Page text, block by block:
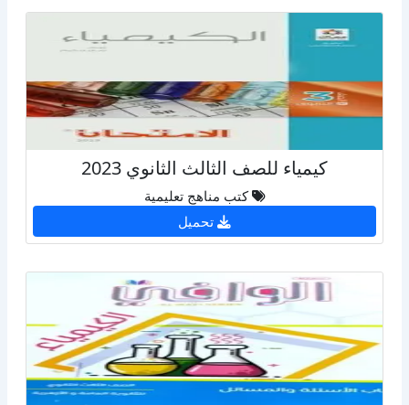
كيمياء للصف الثالث الثانوي 2023
كتب مناهج تعليمية
تحميل